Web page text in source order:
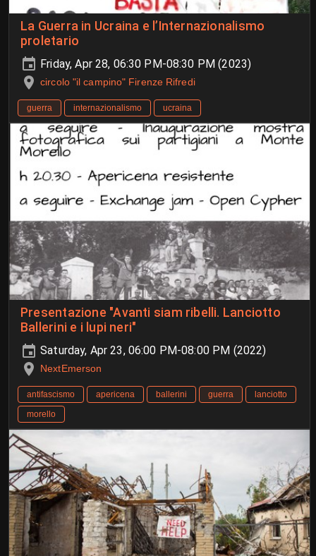
La Guerra in Ucraina e l’Internazionalismo
proletario
Friday, Apr 28, 06:30 PM-08:30 PM (2023)
circolo "il campino" Firenze Rifredi
guerra internazionalismo ucraina
Presentazione "Avanti siam ribelli. Lanciotto
Ballerini e i lupi neri"
Saturday, Apr 23, 06:00 PM-08:00 PM (2022)
NextEmerson
antifascismo apericena ballerini guerra
lanciotto
morello